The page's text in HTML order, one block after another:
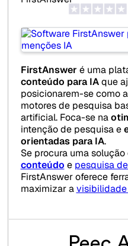
FirstAnswer é uma
conteúdo para IAque
posicionarem-se como
motores de pesquisa
artificial. Foca-se na
intenção de pesquisa e
orientadas para IA.
Se procura uma
conteúdo e pesquisa
FirstAnswer oferece
maximizar avisibilidade